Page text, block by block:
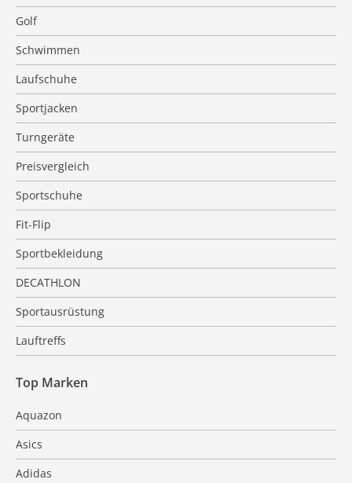
Golf
Schwimmen
Laufschuhe
Sportjacken
Turngeräte
Preisvergleich
Sportschuhe
Fit-Flip
Sportbekleidung
DECATHLON
Sportausrüstung
Lauftreffs
Top Marken
Aquazon
Asics
Adidas